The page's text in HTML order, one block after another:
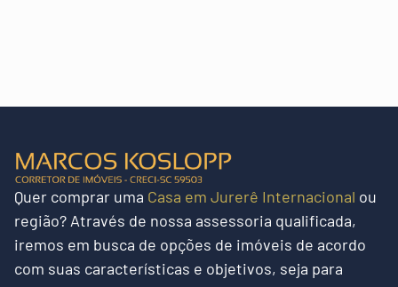
Quer comprar uma Casa em Jurerê Internacional ou
região? Através de nossa assessoria qualificada,
iremos em busca de opções de imóveis de acordo
com suas características e objetivos, seja para